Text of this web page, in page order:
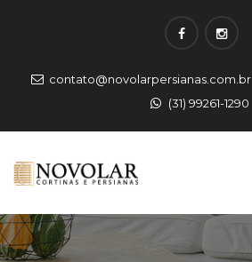
contato@novolarpersianas.com.br
(31) 99261-1290